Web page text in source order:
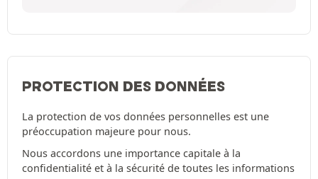
PROTECTION DES DONNÉES
La protection de vos données personnelles est une
préoccupation majeure pour nous.
Nous accordons une importance capitale à la
confidentialité et à la sécurité de toutes les informations